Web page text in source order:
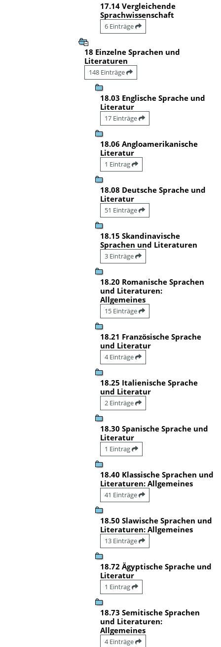
17.14 Vergleichende
Sprachwissenschaft
6 Einträge
18 Einzelne Sprachen und
Literaturen
148 Einträge
18.03 Englische Sprache und
Literatur
17 Einträge
18.06 Angloamerikanische
Literatur
1 Eintrag
18.08 Deutsche Sprache und
Literatur
51 Einträge
18.15 Skandinavische
Sprachen und Literaturen
3 Einträge
18.20 Romanische Sprachen
und Literaturen:
Allgemeines
15 Einträge
18.21 Französische Sprache
und Literatur
4 Einträge
18.25 Italienische Sprache
und Literatur
2 Einträge
18.30 Spanische Sprache und
Literatur
1 Eintrag
18.40 Klassische Sprachen und
Literaturen: Allgemeines
41 Einträge
18.50 Slawische Sprachen und
Literaturen: Allgemeines
13 Einträge
18.72 Ägyptische Sprache und
Literatur
1 Eintrag
18.73 Semitische Sprachen
und Literaturen:
Allgemeines
4 Einträge